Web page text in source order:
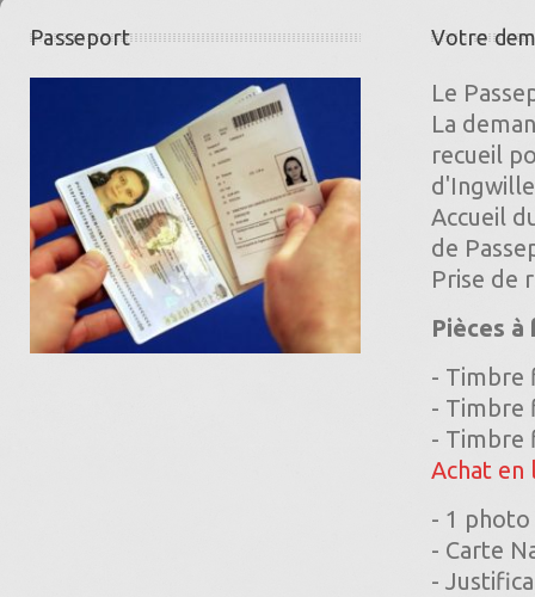
Passeport Votre
Le
La
recueil
Accueil
de
Prise de
Pièces à
- Timbre
- Timbre
- Timbre
Achat en
- 1
- Carte
-